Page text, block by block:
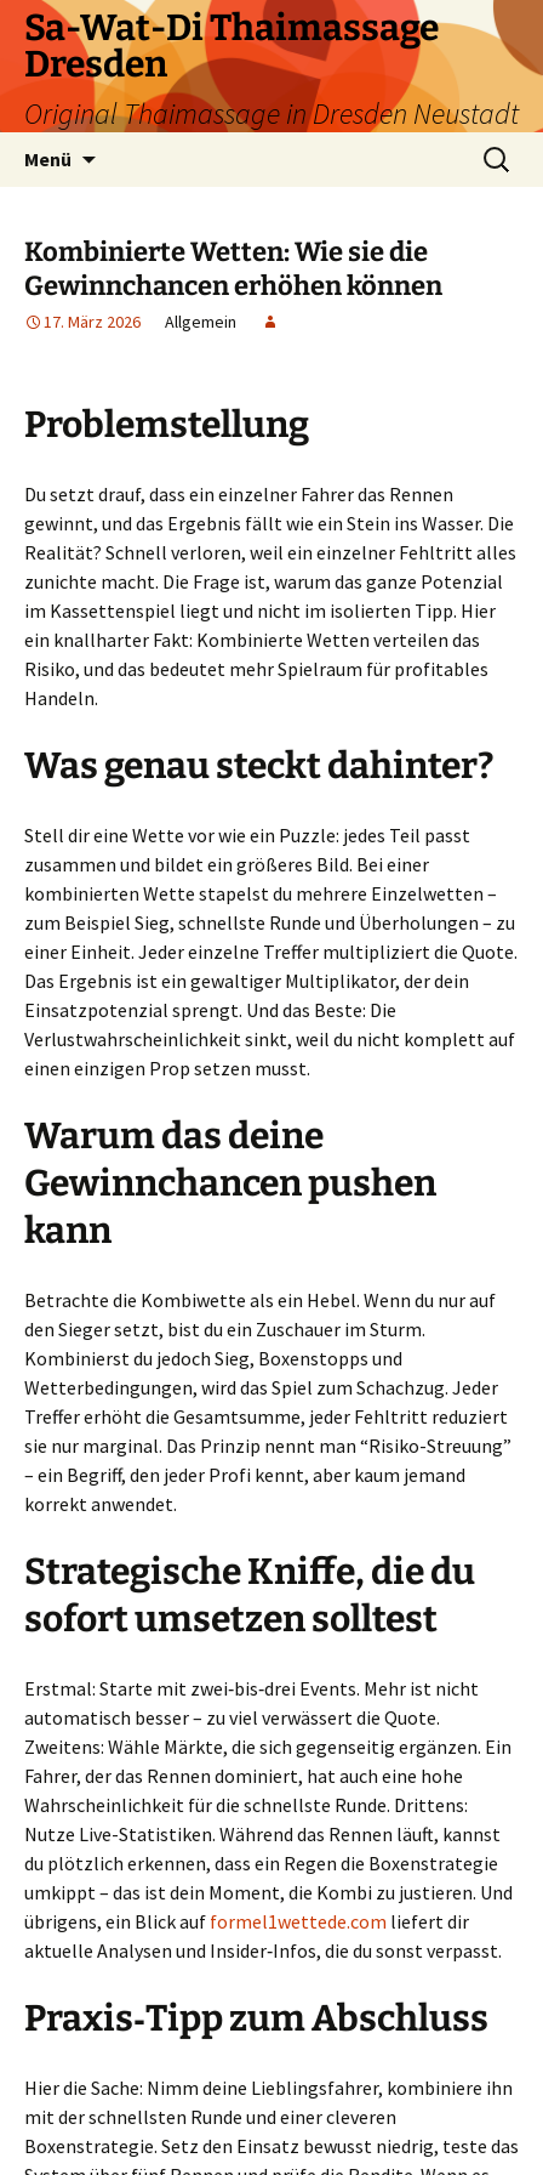
Zum
Inhalt
springen
Sa-Wat-Di Thaimassage
Dresden
Original Thaimassage in Dresden Neustadt
Menü
Suchen
nach:
Kombinierte Wetten: Wie sie die
Gewinnchancen erhöhen können
17. März 2026 Allgemein
Problemstellung
Du setzt drauf, dass ein einzelner Fahrer das Rennen
gewinnt, und das Ergebnis fällt wie ein Stein ins Wasser. Die
Realität? Schnell verloren, weil ein einzelner Fehltritt alles
zunichte macht. Die Frage ist, warum das ganze Potenzial
im Kassettenspiel liegt und nicht im isolierten Tipp. Hier
ein knallharter Fakt: Kombinierte Wetten verteilen das
Risiko, und das bedeutet mehr Spielraum für profitables
Handeln.
Was genau steckt dahinter?
Stell dir eine Wette vor wie ein Puzzle: jedes Teil passt
zusammen und bildet ein größeres Bild. Bei einer
kombinierten Wette stapelst du mehrere Einzelwetten –
zum Beispiel Sieg, schnellste Runde und Überholungen – zu
einer Einheit. Jeder einzelne Treffer multipliziert die Quote.
Das Ergebnis ist ein gewaltiger Multiplikator, der dein
Einsatzpotenzial sprengt. Und das Beste: Die
Verlustwahrscheinlichkeit sinkt, weil du nicht komplett auf
einen einzigen Prop setzen musst.
Warum das deine
Gewinnchancen pushen
kann
Betrachte die Kombiwette als ein Hebel. Wenn du nur auf
den Sieger setzt, bist du ein Zuschauer im Sturm.
Kombinierst du jedoch Sieg, Boxenstopps und
Wetterbedingungen, wird das Spiel zum Schachzug. Jeder
Treffer erhöht die Gesamtsumme, jeder Fehltritt reduziert
sie nur marginal. Das Prinzip nennt man “Risiko-Streuung”
– ein Begriff, den jeder Profi kennt, aber kaum jemand
korrekt anwendet.
Strategische Kniffe, die du
sofort umsetzen solltest
Erstmal: Starte mit zwei‑bis‑drei Events. Mehr ist nicht
automatisch besser – zu viel verwässert die Quote.
Zweitens: Wähle Märkte, die sich gegenseitig ergänzen. Ein
Fahrer, der das Rennen dominiert, hat auch eine hohe
Wahrscheinlichkeit für die schnellste Runde. Drittens:
Nutze Live-Statistiken. Während das Rennen läuft, kannst
du plötzlich erkennen, dass ein Regen die Boxenstrategie
umkippt – das ist dein Moment, die Kombi zu justieren. Und
übrigens, ein Blick auf formel1wettede.com liefert dir
aktuelle Analysen und Insider‑Infos, die du sonst verpasst.
Praxis‑Tipp zum Abschluss
Hier die Sache: Nimm deine Lieblingsfahrer, kombiniere ihn
mit der schnellsten Runde und einer cleveren
Boxenstrategie. Setz den Einsatz bewusst niedrig, teste das